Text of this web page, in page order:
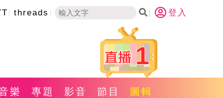
threads 登入
1
樂 專題 影音 節目 圖輯